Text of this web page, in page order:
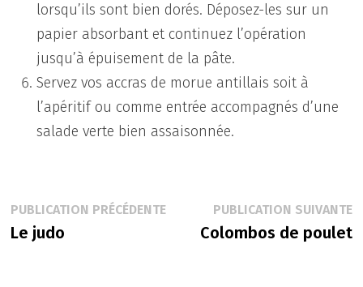
lorsqu’ils sont bien dorés. Déposez-les sur un
papier absorbant et continuez l’opération
jusqu’à épuisement de la pâte.
Servez vos accras de morue antillais soit à
l’apéritif ou comme entrée accompagnés d’une
salade verte bien assaisonnée.
Navigation
de
PUBLICATION PRÉCÉDENTEPublication
précédente :
Le judo
PUBLICATION SUIVANTE
Colombos de poulet